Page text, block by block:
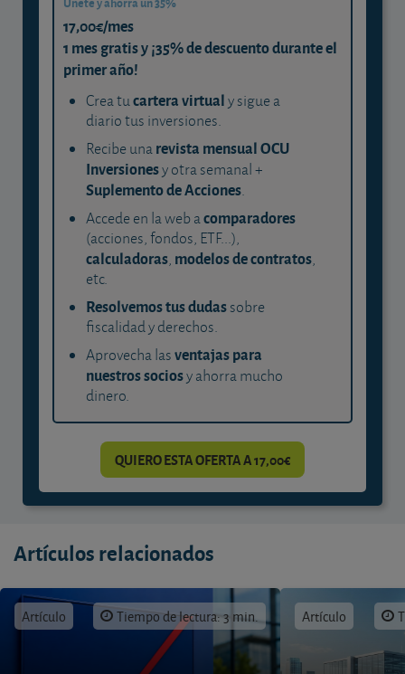
17,00€/mes
1 mes gratis y ¡35% de descuento durante el
primer año!
Crea tucartera virtualy sigue a
diario tus inversiones.
Recibe unarevista mensual OCU
Inversionesy otra semanal +
Suplemento de Acciones.
Accede en la web acomparadores
(acciones, fondos, ETF...),
calculadoras, modelos de contratos,
etc.
Resolvemos tus dudassobre
fiscalidad y derechos.
Aprovecha lasventajas para
nuestros sociosy ahorra mucho
dinero.
QUIERO ESTA OFERTA A 17,00€
Artículos relacionados
Artículo Tiempo de lectura: 3 min. Artículo